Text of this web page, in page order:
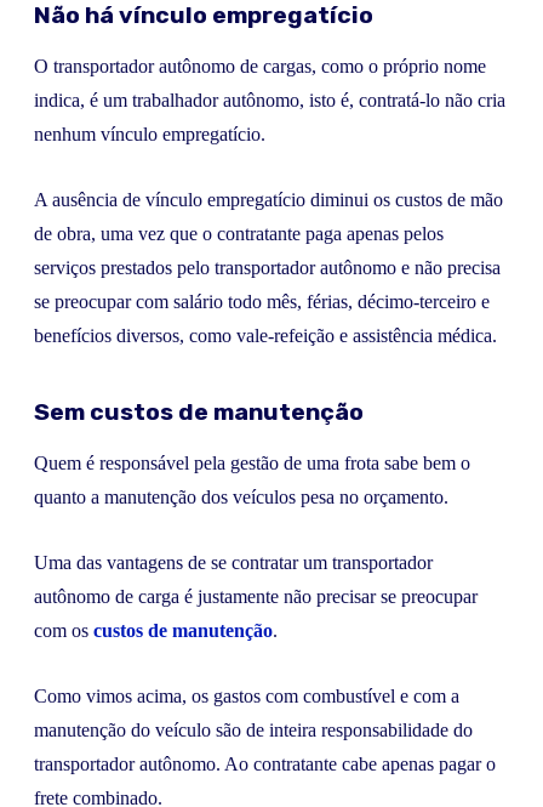
Não há vínculo empregatício
O transportador autônomo de cargas, como o próprio nome
indica, é um trabalhador autônomo, isto é, contratá-lo não cria
nenhum vínculo empregatício.
A ausência de vínculo empregatício diminui os custos de mão
de obra, uma vez que o contratante paga apenas pelos
serviços prestados pelo transportador autônomo e não precisa
se preocupar com salário todo mês, férias, décimo-terceiro e
benefícios diversos, como vale-refeição e assistência médica.
Sem custos de manutenção
Quem é responsável pela gestão de uma frota sabe bem o
quanto a manutenção dos veículos pesa no orçamento.
Uma das vantagens de se contratar um transportador
autônomo de carga é justamente não precisar se preocupar
com os custos de manutenção.
Como vimos acima, os gastos com combustível e com a
manutenção do veículo são de inteira responsabilidade do
transportador autônomo. Ao contratante cabe apenas pagar o
frete combinado.